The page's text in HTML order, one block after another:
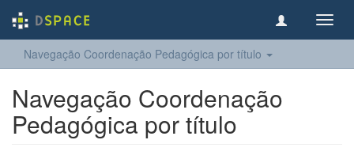
Navegação Coordenação Pedagógica por título
Navegação Coordenação
Pedagógica por título